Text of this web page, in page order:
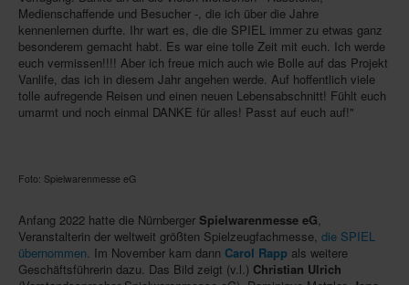
Spieledatenbank
Premium login
Neuheiten-New Games
Köpfe-Heads
Branchen-/Wirtschaftsnews
Interviews
Crowdfunding
Veranstaltungen-Events
Medienschaffende und Besucher -, die ich über die Jahre
kennenlernen durfte. Ihr wart es, die die SPIEL immer zu etwas ganz
besonderem gemacht habt. Es war eine tolle Zeit mit euch. Ich werde
euch vermissen!!!! Aber ich freue mich auch wie Bolle auf das Projekt
Vanlife, das ich in diesem Jahr angehen werde. Auf hoffentlich viele
tolle aufregende Reisen und einen neuen Lebensabschnitt! Fühlt euch
umarmt und noch einmal DANKE für alles! Passt auf euch auf!"
Foto: Spielwarenmesse eG
Anfang 2022 hatte die Nürnberger Spielwarenmesse eG,
Veranstalterin der weltweit größten Spielzeugfachmesse, die SPIEL
übernommen. Im November kam dann Carol Rapp als weitere
Geschäftsführerin dazu. Das Bild zeigt (v.l.) Christian Ulrich